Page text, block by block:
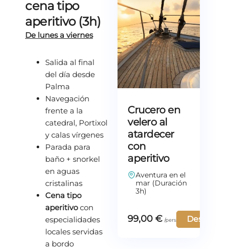
cena tipo
aperitivo (3h)
De lunes a viernes
Salida al final
del día desde
Palma
Navegación
frente a la
catedral, Portixol
y calas vírgenes
Parada para
baño + snorkel
en aguas
cristalinas
Cena tipo
aperitivocon
especialidades
locales servidas
a bordo
Crucero en
velero al
atardecer
con
aperitivo
Aventura en el
mar (Duración
3h)
99,00 € Descubra